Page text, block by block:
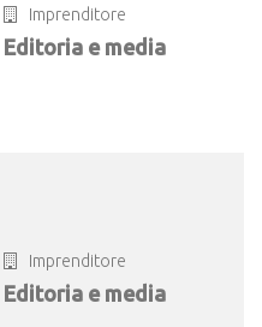
Imprenditore
Editoria e media
Imprenditore
Editoria e media